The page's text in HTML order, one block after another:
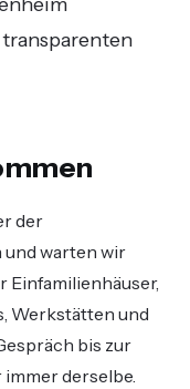
der
warten wir
Werkstätten und
bis zur
derselbe.